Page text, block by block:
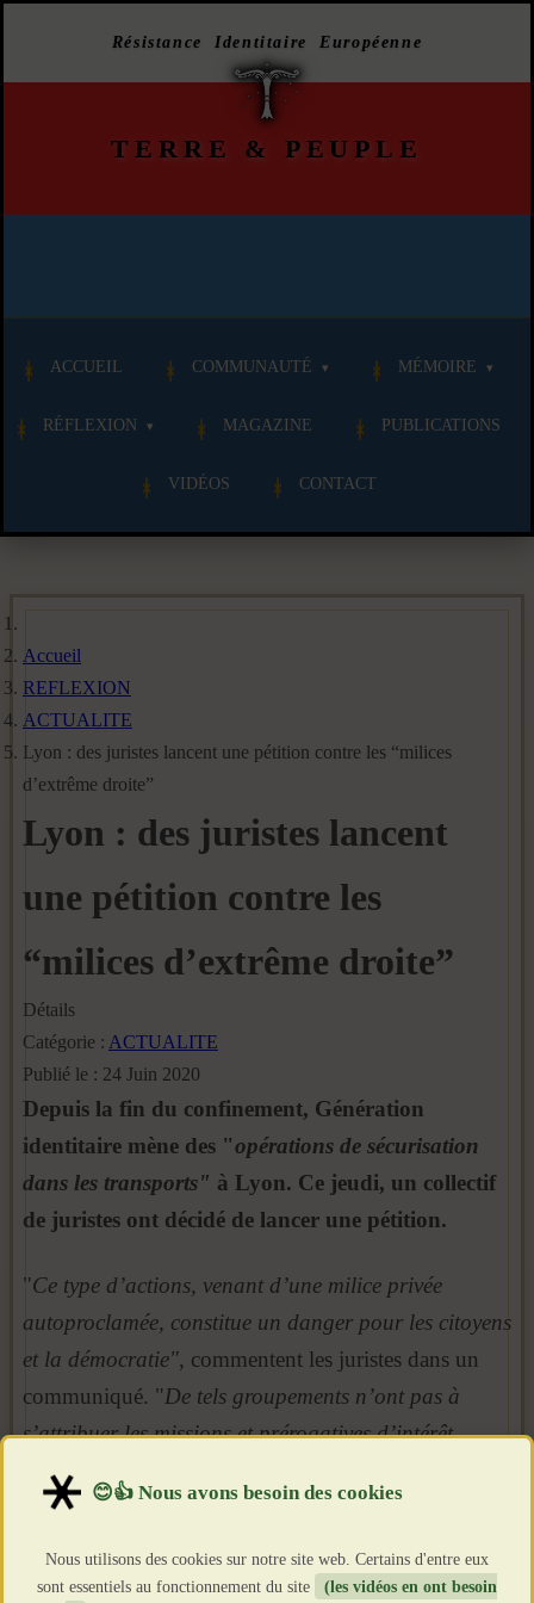
Résistance Identitaire Européenne
TERRE & PEUPLE
ACCUEIL COMMUNAUTÉ MÉMOIRE
RÉFLEXION MAGAZINE PUBLICATIONS
VIDÉOS CONTACT
Accueil
REFLEXION
ACTUALITE
Lyon : des juristes lancent une pétition contre les “milices
d’extrême droite”
Lyon : des juristes lancent
une pétition contre les
“milices d’extrême droite”
Détails
Catégorie : ACTUALITE
Publié le : 24 Juin 2020
Depuis la fin du confinement, Génération
identitaire mène des "opérations de sécurisation
dans les transports" à Lyon. Ce jeudi, un collectif
de juristes ont décidé de lancer une pétition.
"Ce type d’actions, venant d’une milice privée
autoproclamée, constitue un danger pour les citoyens
et la démocratie", commentent les juristes dans un
communiqué. "De tels groupements n’ont pas à
s’attribuer les missions et prérogatives d’intérêt
général relevant de professions, de missions et de
fonctions règlementée", poursuit le collectif.
Face à la recrudescence d’opérations de
Nous utilisons des cookies sur notre site web. Certains d'entre eux
sont essentiels au fonctionnement du site
(les vidéos en ont besoin